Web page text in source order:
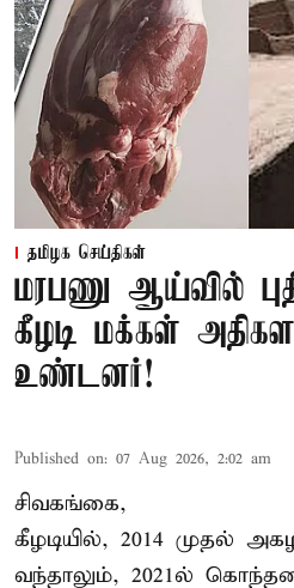
தமிழக செய்திகள்
மரபணு ஆய்வில்
கீழடி மக்கள்
உண்டனர்!
Published on: 07 Aug 2026, 2:02 am
சிவகங்கை,
கீழடியில், 2014 முதல்
வந்தாலும், 2021ல்